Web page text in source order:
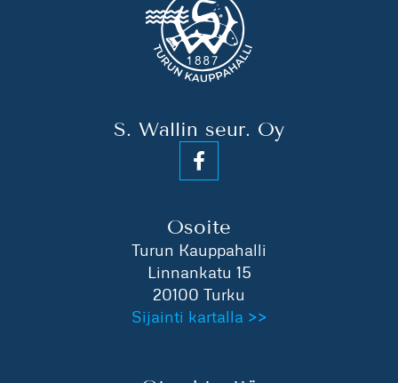
S. Wallin seur. Oy
Osoite
Turun Kauppahalli
Linnankatu 15
20100 Turku
Sijainti kartalla >>